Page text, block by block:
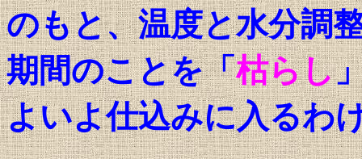
のもと、温度と水分調
期間のことを「枯らし
よいよ仕込みに入るわ